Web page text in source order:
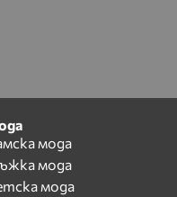
мода
мода
мода